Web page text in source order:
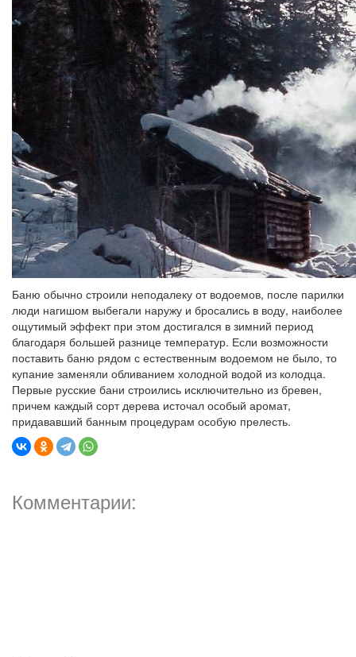
Баню обычно строили неподалеку от водоемов, после парилки
люди нагишом выбегали наружу и бросались в воду, наиболее
ощутимый эффект при этом достигался в зимний период
благодаря большей разнице температур. Если возможности
поставить баню рядом с естественным водоемом не было, то
купание заменяли обливанием холодной водой из колодца.
Первые русские бани строились исключительно из бревен,
причем каждый сорт дерева источал особый аромат,
придававший банным процедурам особую прелесть.
Комментарии: